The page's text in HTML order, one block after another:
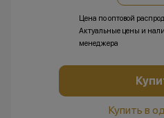
Цена по оптовой
Актуальные цены и
менеджера
Купить в